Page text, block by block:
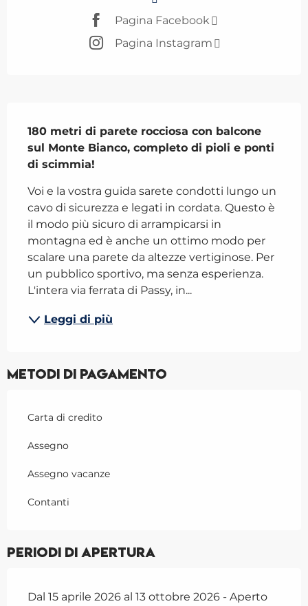
Pagina Facebook
Pagina Instagram
180 metri di parete rocciosa con balcone
sul Monte Bianco, completo di pioli e ponti
di scimmia!
Voi e la vostra guida sarete condotti lungo un
cavo di sicurezza e legati in cordata. Questo è
il modo più sicuro di arrampicarsi in
montagna ed è anche un ottimo modo per
scalare una parete da altezze vertiginose. Per
un pubblico sportivo, ma senza esperienza.
L'intera via ferrata di Passy, in...
Leggi di più
Metodi di pagamento
Carta di credito
Assegno
Assegno vacanze
Contanti
Periodi di apertura
Dal 15 aprile 2026 al 13 ottobre 2026 - Aperto